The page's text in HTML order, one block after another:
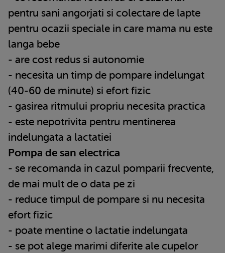
pentru sani angorjati si colectare de lapte
pentru ocazii speciale in care mama nu este
langa bebe
- are cost redus si autonomie
- necesita un timp de pompare indelungat
(40-60 de minute) si efort fizic
- gasirea ritmului propriu necesita practica
- este nepotrivita pentru mentinerea
indelungata a lactatiei
Pompa de san electrica
- se recomanda in cazul pomparii frecvente,
de mai mult de o data pe zi
- reduce timpul de pompare si nu necesita
efort fizic
- poate mentine o lactatie indelungata
- se pot alege marimi diferite ale cupelor